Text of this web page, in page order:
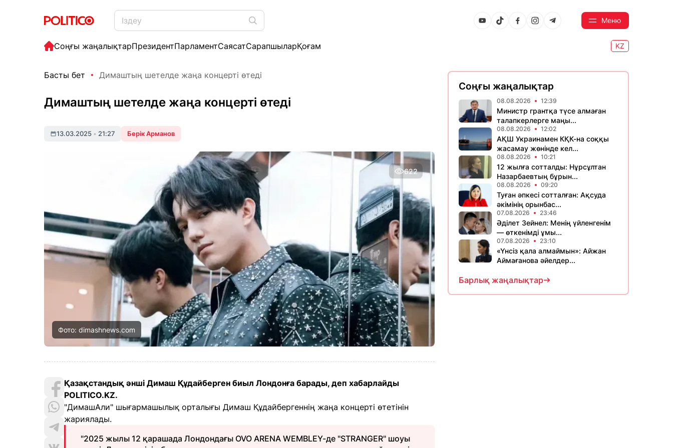
Меню
Соңғы жаңалықтарПрезидентПарламентСаясатСарапшыларҚоғам KZ
Басты бет Димаштың шетелде жаңа концерті өтеді
Димаштың шетелде жаңа концерті өтеді
13.03.2025 • 21:27 Берік Арманов
622
Фото: dimashnews.com
Қазақстандық әнші Димаш Құдайберген биыл Лондонға барады, деп хабарлайды
POLITICO.KZ.
"ДимашАли" шығармашылық орталығы Димаш Құдайбергеннің жаңа концерті өтетінін
жариялады.
"2025 жылы 12 қарашада Лондондағы OVO ARENA WEMBLEY-де "STRANGER" шоуы
Соңғы жаңалықтар
08.08.2026 12:39
Министр грантқа түсе алмаған
талапкерлерге маңы...
08.08.2026 12:02
АҚШ Украинамен КҚК-на соққы
жасамау жөнінде кел...
08.08.2026 10:21
12 жылға сотталды: Нұрсұлтан
Назарбаевтың бұрын...
08.08.2026 09:20
Туған әпкесі сотталған: Ақсуда
әкімінің орынбас...
07.08.2026 23:46
Әділет Зейнел: Менің үйленгенім
— өткенімді ұмы...
07.08.2026 23:10
«Үнсіз қала алмаймын»: Айжан
Аймағанова әйелдер...
Барлық жаңалықтар